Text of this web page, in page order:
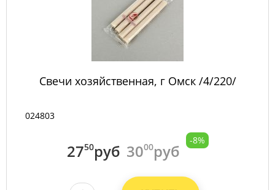
Свечи хозяйственная, г Омск /4/220/
024803
2750руб 3000руб
-8%